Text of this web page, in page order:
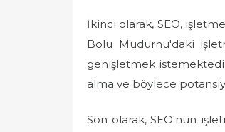
İkinci olarak, SEO,
Bolu Mudurnu'daki
genişletmek
alma ve böylece
Son olarak, SEO'nun